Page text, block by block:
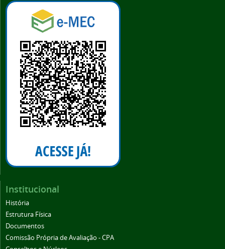
Institucional
História
Estrutura Física
Documentos
Comissão Própria de Avaliação - CPA